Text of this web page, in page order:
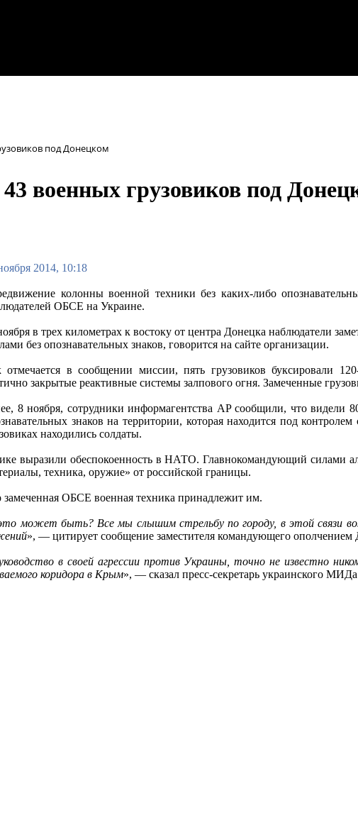
под Донецком
военных грузовиков под
2014, 10:18
колонны военной техники без каких-либо
ОБСЕ на Украине.
в трех километрах к востоку от центра Донецка наблюдатели
без опознавательных знаков, говорится на сайте организации.
отмечается в сообщении миссии, пять грузовиков буксировали
закрытые реактивные системы залпового огня. Замеченные
8 ноября, сотрудники информагентства AP сообщили, что видели
знаков на территории, которая находится под
находились солдаты.
выразили обеспокоенность в НАТО. Главнокомандующий силами
техника, оружие» от российской границы.
ОБСЕ военная техника принадлежит им.
может быть? Все мы слышим стрельбу по городу, в этой связи
», — цитирует сообщение заместителя командующего
в своей агрессии против Украины, точно не известно
коридора в Крым», — сказал пресс-секретарь украинского